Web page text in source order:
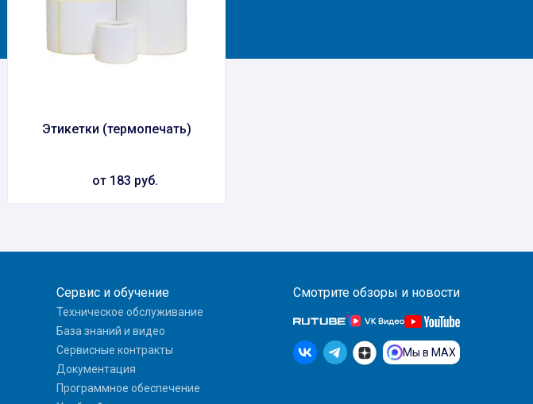
Этикетки (термопечать)
от 183 руб.
Сервис и обучение
Техническое обслуживание
База знаний и видео
Сервисные контракты
Документация
Программное обеспечение
Смотрите обзоры и новости
Мы в MAX